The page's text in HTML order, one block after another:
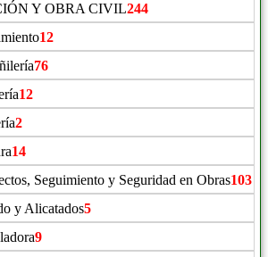
Y OBRA CIVIL244
12
76
12
2
14
Seguimiento y Seguridad en Obras103
y Alicatados5
9